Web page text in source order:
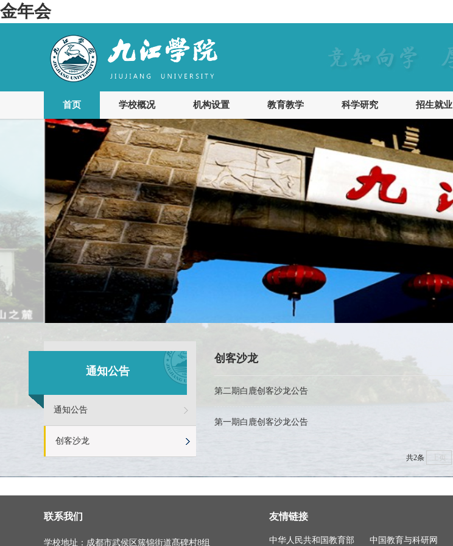
金年会
首页 学校概况 机构设置 教育教学 科学研究 招生就业
通知公告
通知公告
创客沙龙
创客沙龙
第二期白鹿创客沙龙公告
第一期白鹿创客沙龙公告
共2条 上页
联系我们
学校地址：成都市武侯区簇锦街道髙碑村8组
友情链接
中华人民共和国教育部 中国教育与科研网